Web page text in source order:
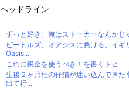
ヘッドライン
ずっと好き。俺はストーカーなんかじ
ビートルズ、オアシスに負ける。イ
Oasis...
これに税金を使うべき！を書くトピ
生後２ヶ月程の仔猫が迷い込んできた
出て行...